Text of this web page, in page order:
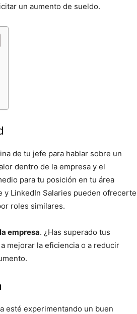
un aumento de sueldo.
de tu jefe para hablar sobre un
dentro de la empresa y el
para tu posición en tu área
y LinkedIn Salaries pueden ofrecerte
roles similares.
empresa. ¿Has superado tus
mejorar la eficiencia o a reducir
esté experimentando un buen